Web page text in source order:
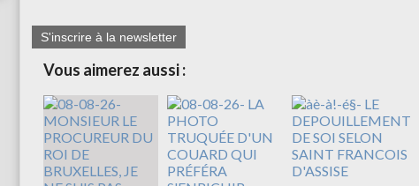
S'inscrire à la newsletter
Vous aimerez aussi :